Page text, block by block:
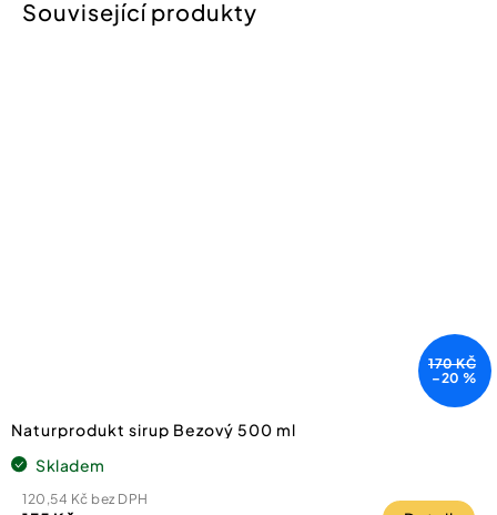
170 KČ
–20 %
Naturprodukt sirup Bezový 500 ml
Skladem
120,54 Kč bez DPH